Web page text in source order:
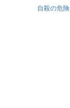
自殺の危